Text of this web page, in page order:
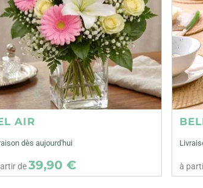
AIR
dès aujourd'hui
de39,90 € à